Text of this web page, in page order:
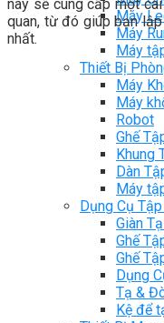
Máy
Máy
Máy
Thiết Bị
Máy
Máy
Robot
Ghế
Khung
Dàn
Máy
Dụng Cụ
Giàn
Ghế
Ghế
Dụng
Tạ &
Kệ để
này sẽ cung cấp một
quan, từ đó giúp bạn
nhất.